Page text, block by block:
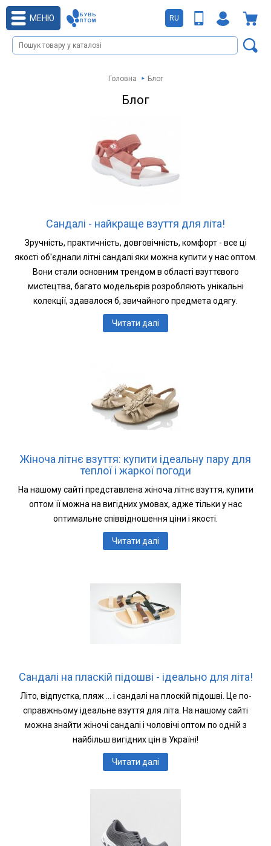
RU
МЕНЮ
Головна Блог
Блог
Сандалі - найкраще взуття для літа!
Зручність, практичність, довговічність, комфорт - все ці
якості об'єднали літні сандалі яки можна купити у нас оптом.
Вони стали основним трендом в області взуттєвого
мистецтва, багато модельєрів розробляють унікальні
колекції, здавалося б, звичайного предмета одягу.
Читати далі
Жіноча літнє взуття: купити ідеальну пару для
теплої і жаркої погоди
На нашому сайті представлена ​​жіноча літнє взуття, купити
оптом її можна на вигідних умовах, адже тільки у нас
оптимальне співвідношення ціни і якості.
Читати далі
Сандалі на пласкій підошві - ідеально для літа!
Літо, відпустка, пляж ... і сандалі на плоскій підошві. Це по-
справжньому ідеальне взуття для літа. На нашому сайті
можна знайти жіночі сандалі і чоловічі оптом по одній з
найбільш вигідних цін в Україні!
Читати далі